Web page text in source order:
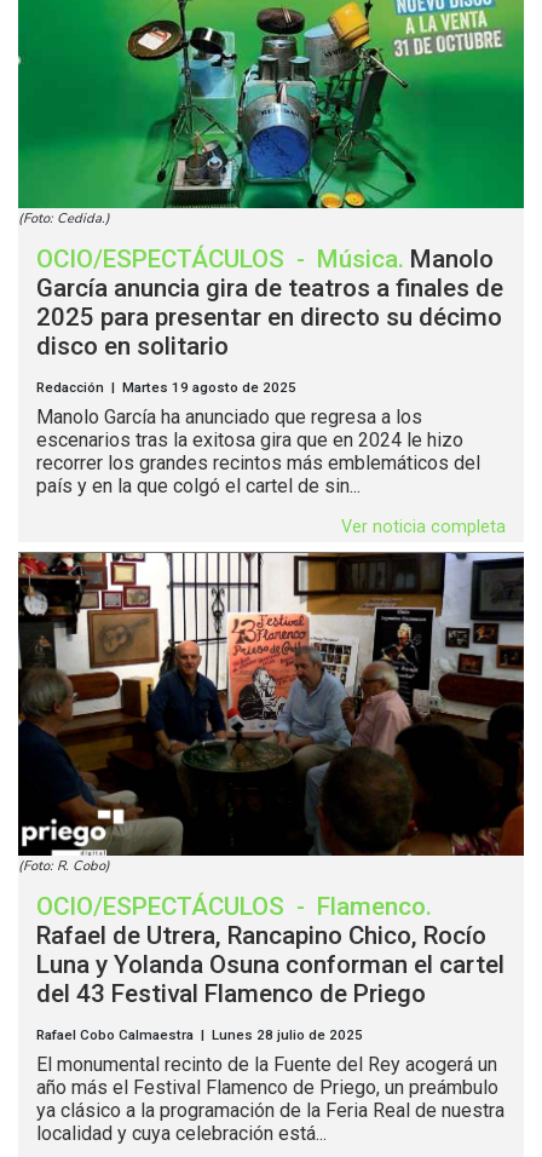
(Foto: Cedida.)
OCIO/ESPECTÁCULOS - Música. Manolo
García anuncia gira de teatros a finales de
2025 para presentar en directo su décimo
disco en solitario
Redacción | Martes 19 agosto de 2025
Manolo García ha anunciado que regresa a los
escenarios tras la exitosa gira que en 2024 le hizo
recorrer los grandes recintos más emblemáticos del
país y en la que colgó el cartel de sin...
Ver noticia completa
(Foto: R. Cobo)
OCIO/ESPECTÁCULOS - Flamenco.
Rafael de Utrera, Rancapino Chico, Rocío
Luna y Yolanda Osuna conforman el cartel
del 43 Festival Flamenco de Priego
Rafael Cobo Calmaestra | Lunes 28 julio de 2025
El monumental recinto de la Fuente del Rey acogerá un
año más el Festival Flamenco de Priego, un preámbulo
ya clásico a la programación de la Feria Real de nuestra
localidad y cuya celebración está...